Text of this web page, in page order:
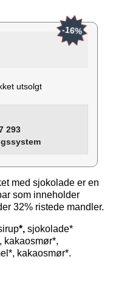
-16%
utsolgt
293
med sjokolade er en
som inneholder
32% ristede mandler.
*, sjokolade*
kakaosmør*,
kakaosmør*.